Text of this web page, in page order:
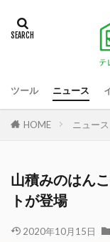
ツール ニュース
HOME ニュース
山積みのはん
トが登場
2020年10月15日